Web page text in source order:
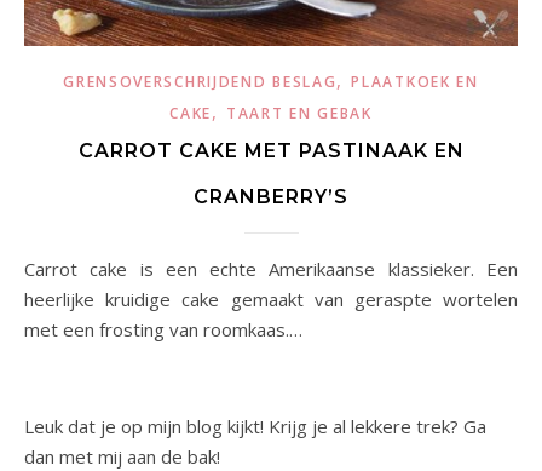
GRENSOVERSCHRIJDEND BESLAG,PLAATKOEK EN
CAKE, TAART EN GEBAK
CARROT CAKE MET PASTINAAK EN
CRANBERRY’S
Carrot cake is een echte Amerikaanse klassieker. Een
heerlijke kruidige cake gemaakt van geraspte wortelen
met een frosting van roomkaas.…
Leuk dat je op mijn blog kijkt! Krijg je al lekkere trek? Ga
dan met mij aan de bak!